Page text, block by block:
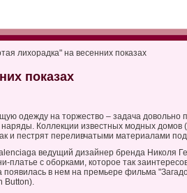
лихорадка" на весенних показах
показах
одежду на торжество – задача довольно
Коллекции известных модных домов
и пестрят переливчатыми материалами
ведущий дизайнер бренда Николя
платье с оборками, которое так
появилась в нем на премьере фильма
Button).